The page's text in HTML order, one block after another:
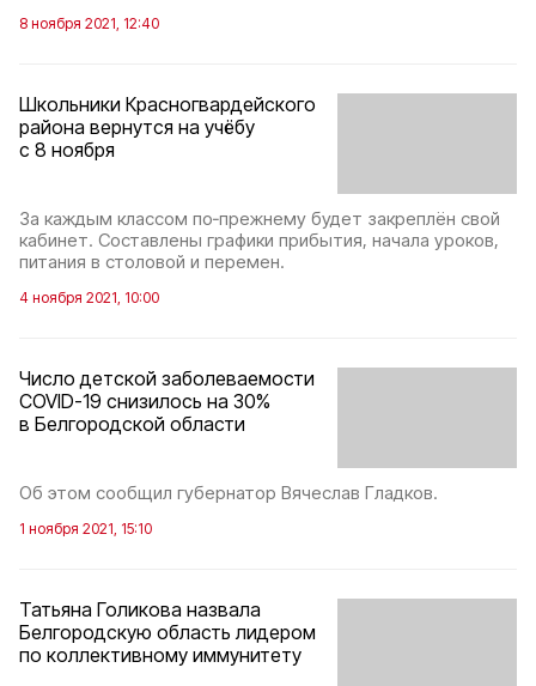
8 ноября 2021, 12:40
Школьники Красногвардейского
района вернутся на учёбу
с 8 ноября
За каждым классом по‑прежнему будет закреплён свой
кабинет. Составлены графики прибытия, начала уроков,
питания в столовой и перемен.
4 ноября 2021, 10:00
Число детской заболеваемости
COVID-19 снизилось на 30%
в Белгородской области
Об этом сообщил губернатор Вячеслав Гладков.
1 ноября 2021, 15:10
Татьяна Голикова назвала
Белгородскую область лидером
по коллективному иммунитету